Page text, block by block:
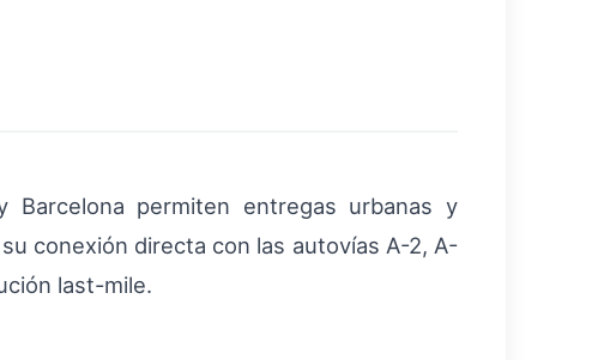
permiten entregas urbanas y
conexión directa con las autovías A-2, A-
last-mile.